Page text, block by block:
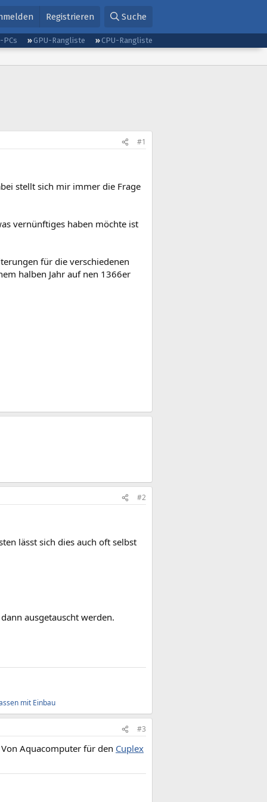
Registrieren Suche
PCs GPU-Rangliste
CPU-Rangliste
#1
stellt sich mir immer die Frage
vernünftiges haben möchte ist
für die verschiedenen
halben Jahr auf nen 1366er
#2
lässt sich dies auch oft selbst
ausgetauscht werden.
mit Einbau
#3
Aquacomputer für den Cuplex